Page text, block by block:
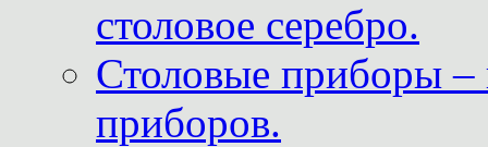
столовое серебро.
Столовые приборы –
приборов.